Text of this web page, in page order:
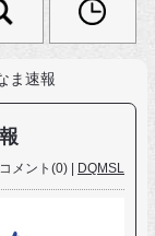
ま速報
メント(0) | DQMSL